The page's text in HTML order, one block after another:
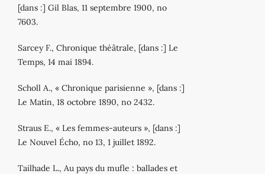
[dans :] Gil Blas, 11 septembre 1900, no
7603.
Sarcey F., Chronique théâtrale, [dans :] Le
Temps, 14 mai 1894.
Scholl A., « Chronique parisienne », [dans :]
Le Matin, 18 octobre 1890, no 2432.
Straus E., « Les femmes‐auteurs », [dans :]
Le Nouvel Écho, no 13, 1 juillet 1892.
Tailhade L., Au pays du mufle : ballades et